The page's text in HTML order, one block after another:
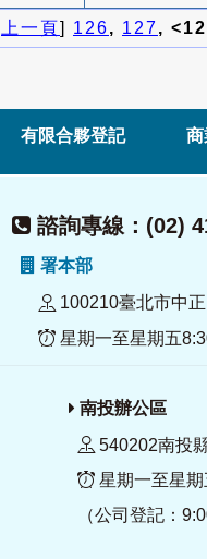
上一頁] 126, 127,
有限合夥登記 商
諮詢專線：(02)
署本部
100210臺北市中
星期一至星期五
南投辦公區
540202南投
星期一至星期
（公司登記：